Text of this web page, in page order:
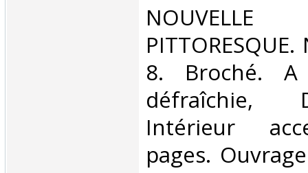
8. Broché. A
défraîchie,
Intérieur
pages.